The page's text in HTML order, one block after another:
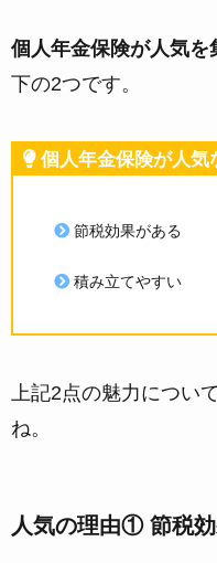
個人年金保険が人気を
下の2つです。
個人年金保険が人気
節税効果がある
積み立てやすい
上記2点の魅力につい
ね。
人気の理由① 節税